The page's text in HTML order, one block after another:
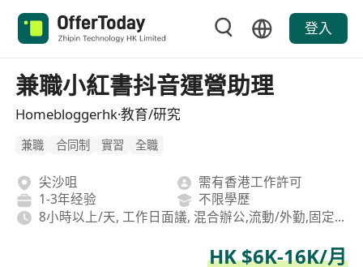
登入
兼職小紅書抖音運營助理
Homebloggerhk·教育/研究
兼職 合同制 實習 全職
尖沙咀
需有香港工作許可
1-3年经验
不限學歷
8小時以上/天, 工作日面議, 混合辦公,流動/外勤,固定坐班
HK $6K-16K/月